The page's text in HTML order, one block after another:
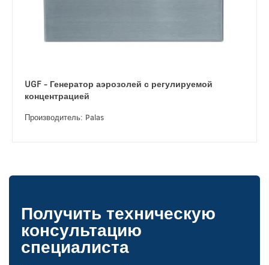
UGF - Генератор аэрозолей с регулируемой
концентрацией
Производитель: Palas
Получить техническую
консультацию
специалиста